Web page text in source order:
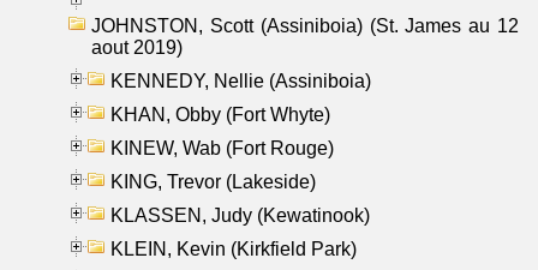
JOHNSTON, Scott (Assiniboia) (St. James au 12
aout 2019)
KENNEDY, Nellie (Assiniboia)
KHAN, Obby (Fort Whyte)
KINEW, Wab (Fort Rouge)
KING, Trevor (Lakeside)
KLASSEN, Judy (Kewatinook)
KLEIN, Kevin (Kirkfield Park)